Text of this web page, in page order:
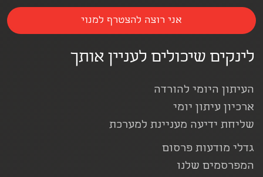
לינקים שיכולים לעניין אותך
העיתון היומי להורדה
ארכיון עיתון יומי
שליחת ידיעה מעניינת למערכת
גדלי מודעות פרסום
המפרסמים שלנו